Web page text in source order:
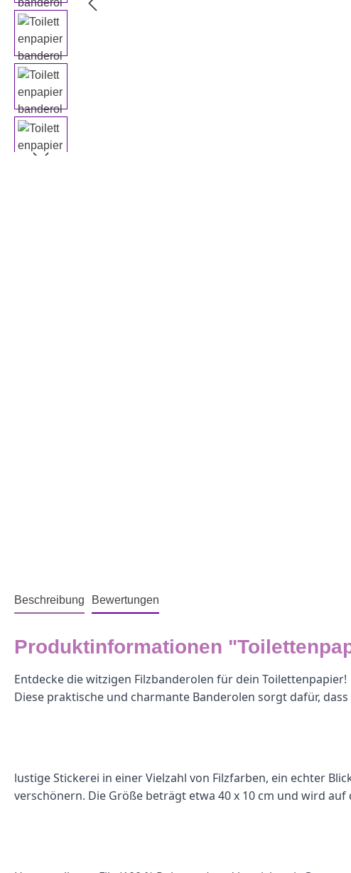
Beschreibung Bewertungen
Produktinformationen
Entdecke die witzigen Filzbanderolen für dein Toilettenpapier!
Diese praktische und charmante Banderolen sorgt dafür,
lustige Stickerei in einer Vielzahl von Filzfarben, ein echter
verschönern. Die Größe beträgt etwa 40 x 10 cm und wird